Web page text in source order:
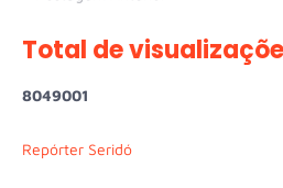
Total de
8049001
Repórter Seridó